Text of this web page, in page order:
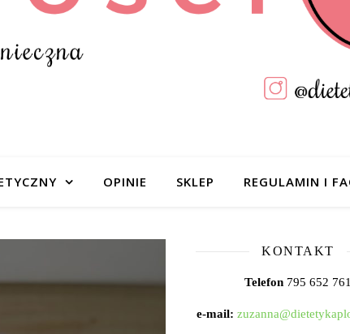
OPINIE SKLEP REGULAMIN I
KONTAKT
Telefon 795 652 761
e-mail: